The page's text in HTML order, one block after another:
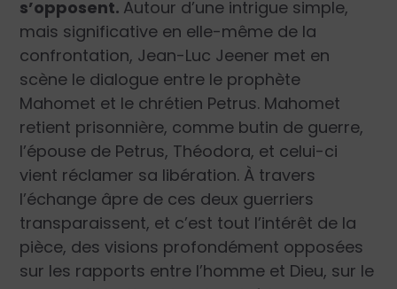
s’opposent. Autour d’une intrigue simple,
mais significative en elle-même de la
confrontation, Jean-Luc Jeener met en
scène le dialogue entre le prophète
Mahomet et le chrétien Petrus. Mahomet
retient prisonnière, comme butin de guerre,
l’épouse de Petrus, Théodora, et celui-ci
vient réclamer sa libération. À travers
l’échange âpre de ces deux guerriers
transparaissent, et c’est tout l’intérêt de la
pièce, des visions profondément opposées
sur les rapports entre l’homme et Dieu, sur le